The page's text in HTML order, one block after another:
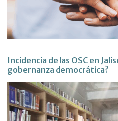
Incidencia de las OSC en
gobernanza democrática?